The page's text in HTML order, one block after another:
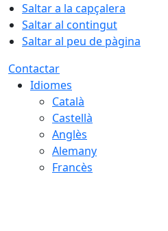
Saltar a la capçalera
Saltar al contingut
Saltar al peu de pàgina
Contactar
Idiomes
Català
Castellà
Anglès
Alemany
Francès